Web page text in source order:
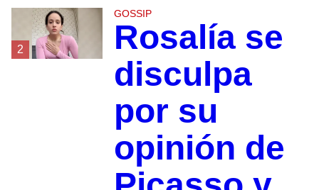
2
GOSSIP
Rosalía se
disculpa
por su
opinión de